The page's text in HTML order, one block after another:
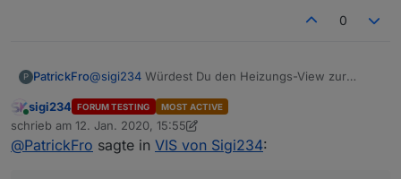
vernünftigem Editor öffnen (zB Notepad++)
ioBroker.vis-icontwo
Wenn mal was nicht funktioniert:
0
P PatrickFro@sigi234 Würdest Du den Heizungs-View zur
korrekte Temperatur auf dem Abbild des
Thermostates angezeigt wird?
Nur zur Info: Bei dem View fehlt bei "Manuell" ein
"l".
Online
sigi234 FORUM TESTING MOST ACTIVE
schrieb am 12. Jan. 2020, 15:55
zuletzt editiert von Negalein1. Dez. 2020, 18:43
@PatrickFro sagte in VIS von Sigi234: